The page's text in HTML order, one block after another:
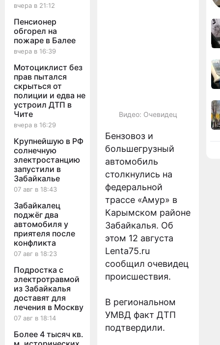
вчера в 21:12
Пенсионер
обгорел на
пожаре в Балее
вчера в 16:39
Мотоциклист без
прав пытался
скрыться от
полиции и едва не
устроил ДТП в
Чите
вчера в 16:29
Крупнейшую в РФ
солнечную
электростанцию
запустили в
Забайкалье
07 авг в 18:43
Забайкалец
поджёг два
автомобиля у
приятеля после
конфликта
07 авг в 18:23
Подростка с
электротравмой
из Забайкалья
доставят для
лечения в Москву
07 авг в 18:14
Более 4 тысяч кв.
Видео: Очевидец
Бензовоз и
большегрузный
автомобиль
столкнулись на
федеральной
трассе «Амур» в
Карымском районе
Забайкалья. Об
этом 12 августа
Lenta75.ru
сообщил очевидец
происшествия.
В региональном
УМВД факт ДТП
подтвердили.